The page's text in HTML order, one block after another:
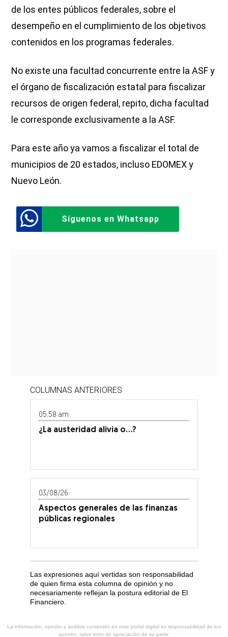
de los entes públicos federales, sobre el
desempeño en el cumplimiento de los objetivos
contenidos en los programas federales.
No existe una facultad concurrente entre la ASF y
el órgano de fiscalización estatal para fiscalizar
recursos de origen federal, repito, dicha facultad
le corresponde exclusivamente a la ASF.
Para este año ya vamos a fiscalizar el total de
municipios de 20 estados, incluso EDOMEX y
Nuevo León.
Síguenos en Whatsapp
COLUMNAS ANTERIORES
05:58 am
¿La austeridad alivia o…?
03/08/26
Aspectos generales de las finanzas
públicas regionales
Las expresiones aquí vertidas son responsabilidad
de quien firma esta columna de opinión y no
necesariamente reflejan la postura editorial de El
Financiero.
La información, opinión y análisis contenido en este portal digital es responsabilidad de los
autores, salvo error de apreciación de su parte.